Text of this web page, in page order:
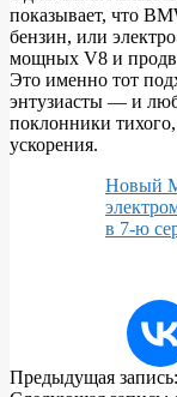
показывает, что
бензин, или
мощных V8 и
Это именно тот
энтузиасты — и
поклонники
ускорения.
Новый
в 7‑ю
2026-
Предыдущая